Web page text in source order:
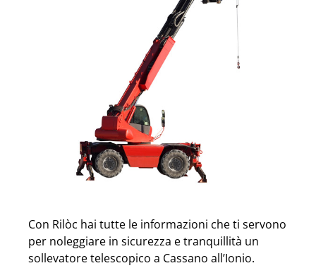
Con Rilòc hai tutte le informazioni che ti servono
per noleggiare in sicurezza e tranquillità un
sollevatore telescopico a Cassano all’Ionio.